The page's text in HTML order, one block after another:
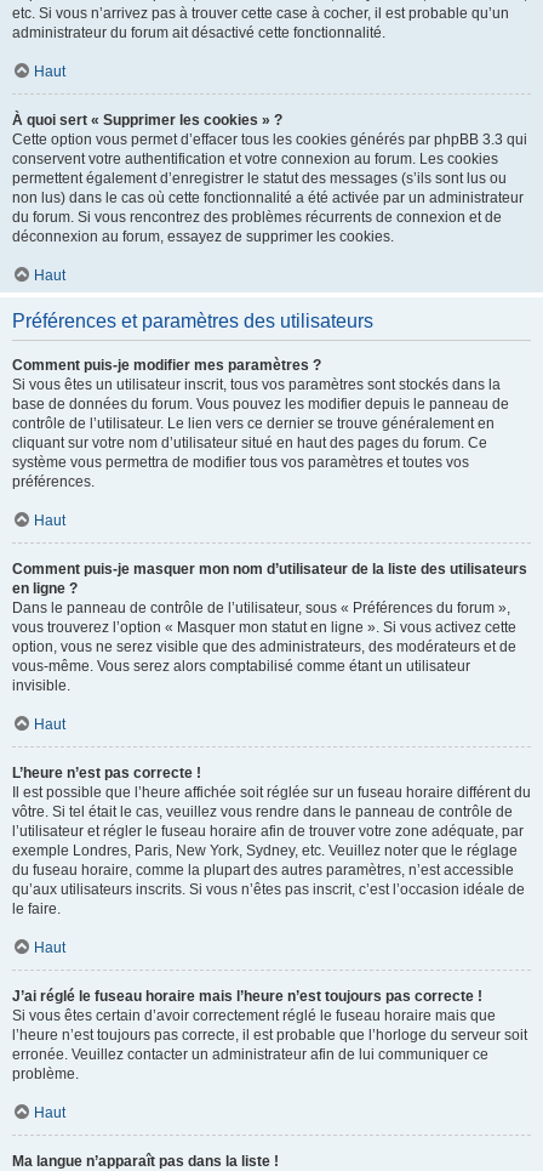
etc. Si vous n’arrivez pas à trouver cette case à cocher, il est probable qu’un
administrateur du forum ait désactivé cette fonctionnalité.
Haut
À quoi sert « Supprimer les cookies » ?
Cette option vous permet d’effacer tous les cookies générés par phpBB 3.3 qui
conservent votre authentification et votre connexion au forum. Les cookies
permettent également d’enregistrer le statut des messages (s’ils sont lus ou
non lus) dans le cas où cette fonctionnalité a été activée par un administrateur
du forum. Si vous rencontrez des problèmes récurrents de connexion et de
déconnexion au forum, essayez de supprimer les cookies.
Haut
Préférences et paramètres des utilisateurs
Comment puis-je modifier mes paramètres ?
Si vous êtes un utilisateur inscrit, tous vos paramètres sont stockés dans la
base de données du forum. Vous pouvez les modifier depuis le panneau de
contrôle de l’utilisateur. Le lien vers ce dernier se trouve généralement en
cliquant sur votre nom d’utilisateur situé en haut des pages du forum. Ce
système vous permettra de modifier tous vos paramètres et toutes vos
préférences.
Haut
Comment puis-je masquer mon nom d’utilisateur de la liste des utilisateurs
en ligne ?
Dans le panneau de contrôle de l’utilisateur, sous « Préférences du forum »,
vous trouverez l’option « Masquer mon statut en ligne ». Si vous activez cette
option, vous ne serez visible que des administrateurs, des modérateurs et de
vous-même. Vous serez alors comptabilisé comme étant un utilisateur
invisible.
Haut
L’heure n’est pas correcte !
Il est possible que l’heure affichée soit réglée sur un fuseau horaire différent du
vôtre. Si tel était le cas, veuillez vous rendre dans le panneau de contrôle de
l’utilisateur et régler le fuseau horaire afin de trouver votre zone adéquate, par
exemple Londres, Paris, New York, Sydney, etc. Veuillez noter que le réglage
du fuseau horaire, comme la plupart des autres paramètres, n’est accessible
qu’aux utilisateurs inscrits. Si vous n’êtes pas inscrit, c’est l’occasion idéale de
le faire.
Haut
J’ai réglé le fuseau horaire mais l’heure n’est toujours pas correcte !
Si vous êtes certain d’avoir correctement réglé le fuseau horaire mais que
l’heure n’est toujours pas correcte, il est probable que l’horloge du serveur soit
erronée. Veuillez contacter un administrateur afin de lui communiquer ce
problème.
Haut
Ma langue n’apparaît pas dans la liste !